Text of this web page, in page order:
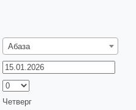
Абаза
Четверг